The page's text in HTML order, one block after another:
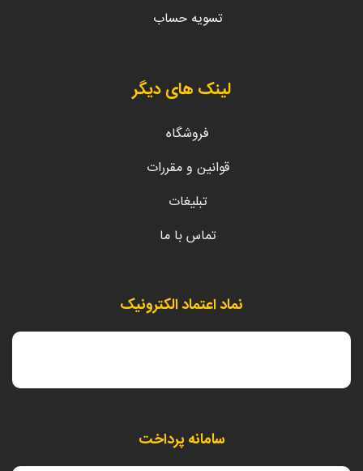
تسویه حساب
لینک های دیگر
فروشگاه
قوانین و مقررات
تبلیغات
تماس با ما
نماد اعتماد الکترونیک
سامانه پرداخت